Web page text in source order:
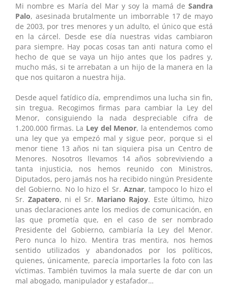
Mi nombre es María del Mar y soy la mamá de Sandra
Palo, asesinada brutalmente un imborrable 17 de mayo
de 2003, por tres menores y un adulto, el único que está
en la cárcel. Desde ese día nuestras vidas cambiaron
para siempre. Hay pocas cosas tan anti natura como el
hecho de que se vaya un hijo antes que los padres y,
mucho más, si te arrebatan a un hijo de la manera en la
que nos quitaron a nuestra hija.
Desde aquel fatídico día, emprendimos una lucha sin fin,
sin tregua. Recogimos firmas para cambiar la Ley del
Menor, consiguiendo la nada despreciable cifra de
1.200.000 firmas. La Ley del Menor, la entendemos como
una ley que ya empezó mal y sigue peor, porque si el
menor tiene 13 años ni tan siquiera pisa un Centro de
Menores. Nosotros llevamos 14 años sobreviviendo a
tanta injusticia, nos hemos reunido con Ministros,
Diputados, pero jamás nos ha recibido ningún Presidente
del Gobierno. No lo hizo el Sr. Aznar, tampoco lo hizo el
Sr. Zapatero, ni el Sr. Mariano Rajoy. Este último, hizo
unas declaraciones ante los medios de comunicación, en
las que prometía que, en el caso de ser nombrado
Presidente del Gobierno, cambiaría la Ley del Menor.
Pero nunca lo hizo. Mentira tras mentira, nos hemos
sentido utilizados y abandonados por los políticos,
quienes, únicamente, parecía importarles la foto con las
víctimas. También tuvimos la mala suerte de dar con un
mal abogado, manipulador y estafador…